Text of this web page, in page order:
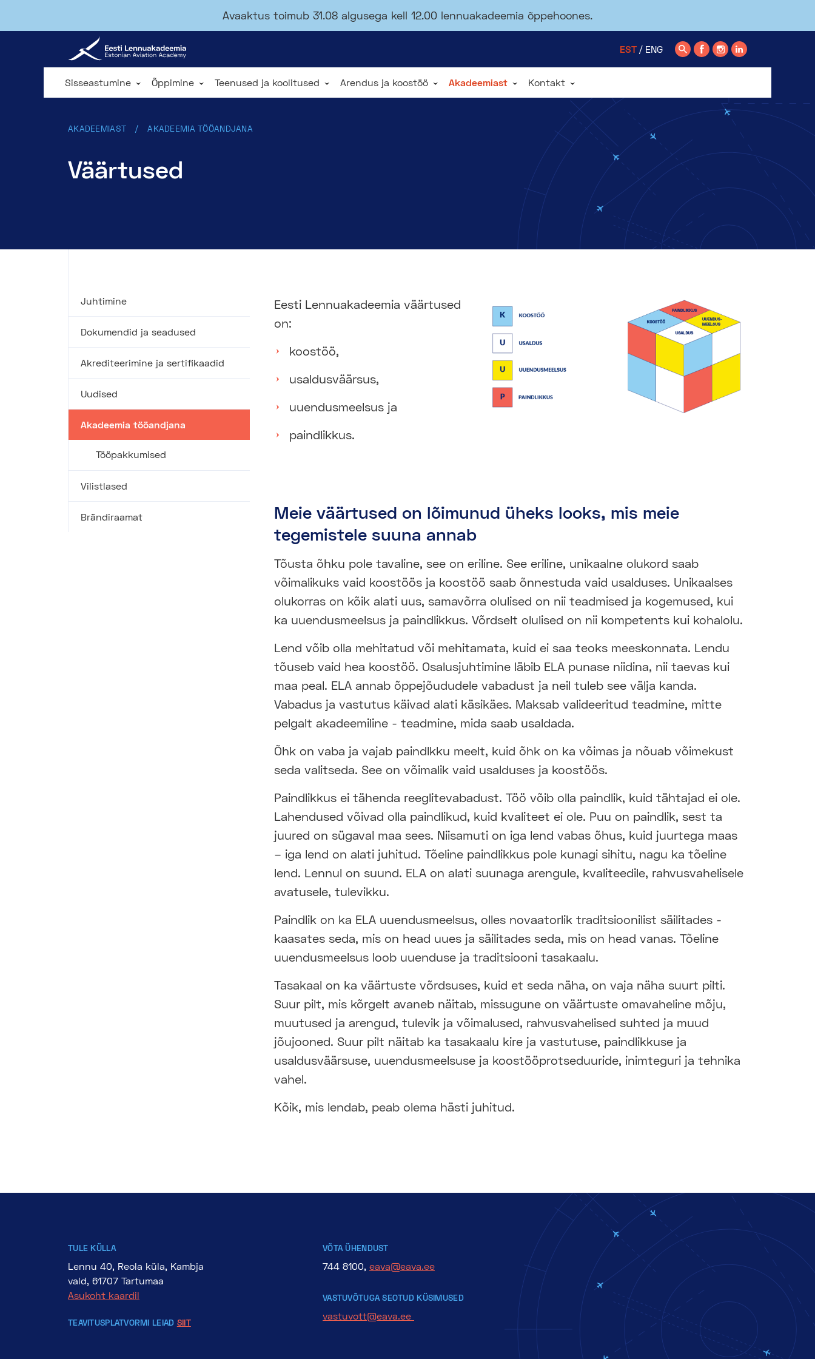
Avaaktus toimub 31.08 algusega kell 12.00 lennuakadeemia õppehoones.
Sisseastumine Õppimine Teenused ja koolitused Arendus ja koostöö Akadeemiast Kontakt
EST ENG
AKADEEMIAST AKADEEMIA TÖÖANDJANA
Väärtused
Juhtimine
Dokumendid ja seadused
Akrediteerimine ja sertifikaadid
Uudised
Akadeemia tööandjana
Tööpakkumised
Vilistlased
Brändiraamat
Eesti Lennuakadeemia väärtused
on:
koostöö,
usaldusväärsus,
uuendusmeelsus ja
paindlikkus.
Meie väärtused on lõimunud üheks looks, mis meie
tegemistele suuna annab
Tõusta õhku pole tavaline, see on eriline. See eriline, unikaalne olukord saab
võimalikuks vaid koostöös ja koostöö saab õnnestuda vaid usalduses. Unikaalses
olukorras on kõik alati uus, samavõrra olulised on nii teadmised ja kogemused, kui
ka uuendusmeelsus ja paindlikkus. Võrdselt olulised on nii kompetents kui kohalolu.
Lend võib olla mehitatud või mehitamata, kuid ei saa teoks meeskonnata. Lendu
tõuseb vaid hea koostöö. Osalusjuhtimine läbib ELA punase niidina, nii taevas kui
maa peal. ELA annab õppejõududele vabadust ja neil tuleb see välja kanda.
Vabadus ja vastutus käivad alati käsikäes. Maksab valideeritud teadmine, mitte
pelgalt akadeemiline - teadmine, mida saab usaldada.
Õhk on vaba ja vajab paindlkku meelt, kuid õhk on ka võimas ja nõuab võimekust
seda valitseda. See on võimalik vaid usalduses ja koostöös.
Paindlikkus ei tähenda reeglitevabadust. Töö võib olla paindlik, kuid tähtajad ei ole.
Lahendused võivad olla paindlikud, kuid kvaliteet ei ole. Puu on paindlik, sest ta
juured on sügaval maa sees. Niisamuti on iga lend vabas õhus, kuid juurtega maas
– iga lend on alati juhitud. Tõeline paindlikkus pole kunagi sihitu, nagu ka tõeline
lend. Lennul on suund. ELA on alati suunaga arengule, kvaliteedile, rahvusvahelisele
avatusele, tulevikku.
Paindlik on ka ELA uuendusmeelsus, olles novaatorlik traditsioonilist säilitades -
kaasates seda, mis on head uues ja säilitades seda, mis on head vanas. Tõeline
uuendusmeelsus loob uuenduse ja traditsiooni tasakaalu.
Tasakaal on ka väärtuste võrdsuses, kuid et seda näha, on vaja näha suurt pilti.
Suur pilt, mis kõrgelt avaneb näitab, missugune on väärtuste omavaheline mõju,
muutused ja arengud, tulevik ja võimalused, rahvusvahelised suhted ja muud
jõujooned. Suur pilt näitab ka tasakaalu kire ja vastutuse, paindlikkuse ja
usaldusväärsuse, uuendusmeelsuse ja koostööprotseduuride, inimteguri ja tehnika
vahel.
Kõik, mis lendab, peab olema hästi juhitud.
TULE KÜLLA
Lennu 40, Reola küla, Kambja
vald, 61707 Tartumaa
Asukoht kaardil
TEAVITUSPLATVORMI LEIAD SIIT
VÕTA ÜHENDUST
744 8100, eava@eava.ee
VASTUVÕTUGA SEOTUD KÜSIMUSED
vastuvott@eava.ee